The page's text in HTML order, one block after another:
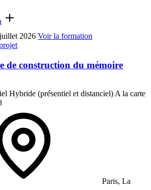
2026 Voir la formation
de construction du mémoire
Hybride (présentiel et distanciel)A la carte
Paris, La